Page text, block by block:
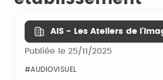
AIS - Les Ateliers de
Publiée le 25/11/2025
#AUDIOVISUEL